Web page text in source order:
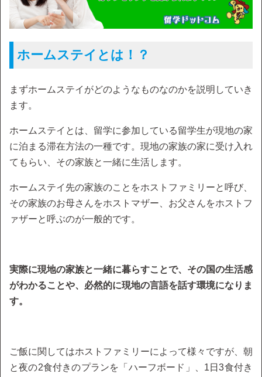
ホームステイとは！？
まずホームステイがどのようなものなのかを説明していき
ます。
ホームステイとは、留学に参加している留学生が現地の家
に泊まる滞在方法の一種です。現地の家族の家に受け入れ
てもらい、その家族と一緒に生活します。
ホームステイ先の家族のことをホストファミリーと呼び、
その家族のお母さんをホストマザー、お父さんをホストフ
ァザーと呼ぶのが一般的です。
実際に現地の家族と一緒に暮らすことで、その国の生活感
がわかることや、必然的に現地の言語を話す環境になりま
す。
ご飯に関してはホストファミリーによって様々ですが、朝
と夜の2食付きのプランを「ハーフボード」、1日3食付き